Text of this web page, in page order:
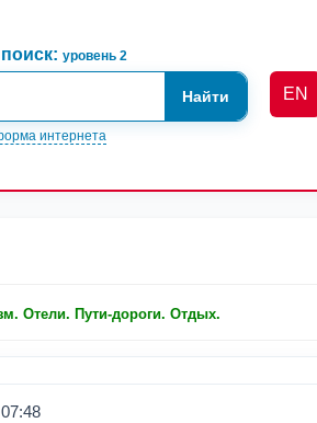
уровень 2
Найти
интернета
EN
Отели. Пути-дороги. Отдых.